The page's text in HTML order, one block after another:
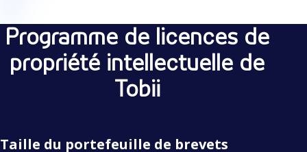
Programme de licences de
propriété intellectuelle de
Tobii
Taille du portefeuille de brevets